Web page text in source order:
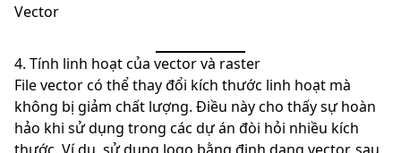
Vector
4. Tính linh hoạt của vector và raster
File vector có thể thay đổi kích thước linh hoạt mà
không bị giảm chất lượng. Điều này cho thấy sự hoàn
hảo khi sử dụng trong các dự án đòi hỏi nhiều kích